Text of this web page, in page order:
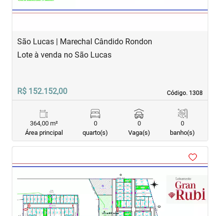
São Lucas | Marechal Cândido Rondon
Código. 1308
Código. 1308
Lote à venda no São Lucas
R$ 152.152,00
364,00 m²
Área principal
0
quarto(s)
0
Vaga(s)
0
banho(s)